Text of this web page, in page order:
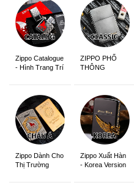
Zippo Catalogue
- Hình Trang Trí
ZIPPO PHỔ
THÔNG
Zippo Dành Cho
Thị Trường
Zippo Xuất Hàn
- Korea Version